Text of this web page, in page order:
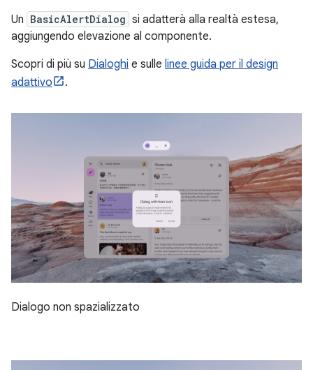
Un BasicAlertDialog si adatterà alla realtà estesa,
aggiungendo elevazione al componente.
Scopri di più su Dialoghi e sulle linee guida per il design
adattivo
.
Dialogo non spazializzato